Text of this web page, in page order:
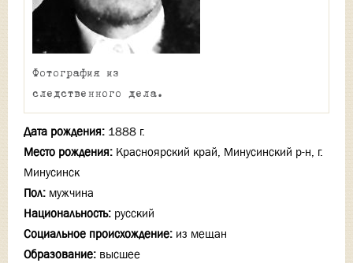
Фотография из
следственного дела.
Дата рождения: 1888 г.
Место рождения: Красноярский край, Минусинский р-н, г.
Минусинск
Пол: мужчина
Национальность: русский
Социальное происхождение: из мещан
Образование: высшее